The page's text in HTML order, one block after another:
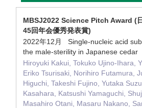
MBSJ2022 Science Pitch Award (
45回年会優秀発表賞)
2022年12月 Single-nucleic acid
the male-sterility in Japanese cedar
Hiroyuki Kakui, Tokuko Ujino-Ihara,
Eriko Tsurisaki, Norihiro Futamura,
Higuchi, Takeshi Fujino, Yutaka
Kasahara, Katsushi Yamaguchi,
Masahiro Otani, Masaru Nakano,